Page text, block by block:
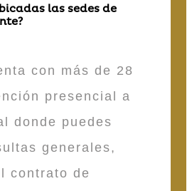
las sedes de
con más de 28
presencial a
donde puedes
generales,
contrato de